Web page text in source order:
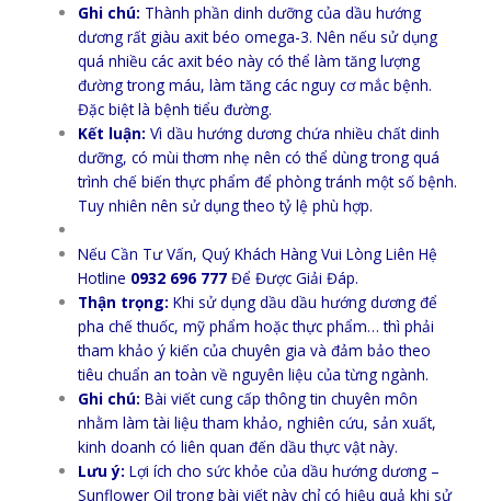
Ghi chú: Thành phần dinh dưỡng của dầu hướng
dương rất giàu axit béo omega-3. Nên nếu sử dụng
quá nhiều các axit béo này có thể làm tăng lượng
đường trong máu, làm tăng các nguy cơ mắc bệnh.
Đặc biệt là bệnh tiểu đường.
Kết luận: Vì dầu hướng dương chứa nhiều chất dinh
dưỡng, có mùi thơm nhẹ nên có thể dùng trong quá
trình chế biến thực phẩm để phòng tránh một số bệnh.
Tuy nhiên nên sử dụng theo tỷ lệ phù hợp.
Nếu Cần Tư Vấn, Quý Khách Hàng Vui Lòng Liên Hệ
Hotline 0932 696 777 Để Được Giải Đáp.
Thận trọng:Khi sử dụng dầu dầu hướng dương để
pha chế thuốc, mỹ phẩm hoặc thực phẩm… thì phải
tham khảo ý kiến của chuyên gia và đảm bảo theo
tiêu chuẩn an toàn về nguyên liệu của từng ngành.
Ghi chú: Bài viết cung cấp thông tin chuyên môn
nhằm làm tài liệu tham khảo, nghiên cứu, sản xuất,
kinh doanh có liên quan đến dầu thực vật này.
Lưu ý: Lợi ích cho sức khỏe của dầu hướng dương –
Sunflower Oil trong bài viết này chỉ có hiệu quả khi sử